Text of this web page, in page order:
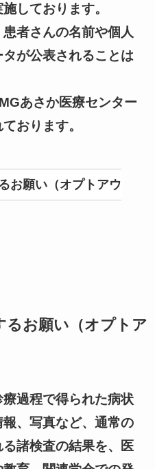
しております。
者さんの名前や個人
が公表されることは
あさか医療センター
おります。
お願い（オプトアウ
るお願い（オプトア
過程で得られた病状
、写真など、通常の
諸検査の結果を、医